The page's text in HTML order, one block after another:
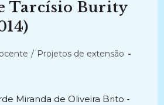
Tarcísio Burity
/ Projetos de extensão
Miranda de Oliveira Brito -